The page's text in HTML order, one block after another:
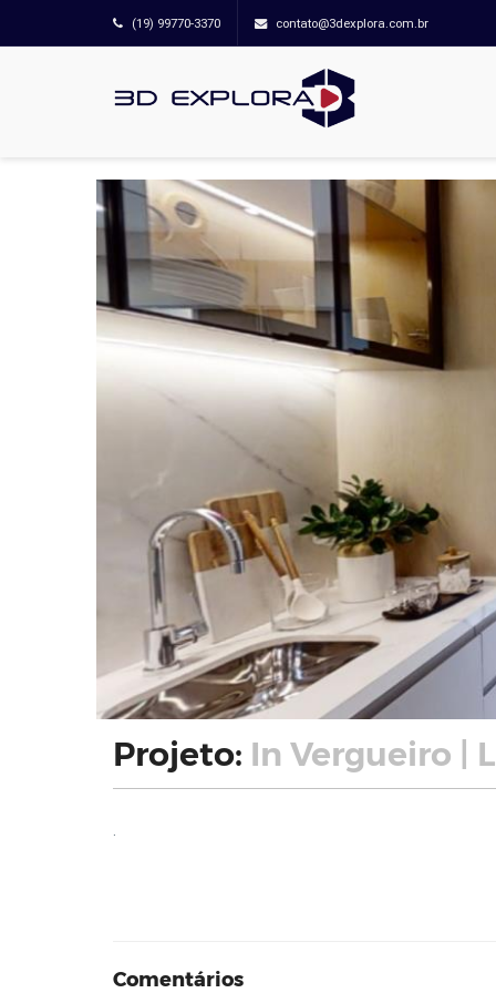
(19) 99770-3370 contato@3dexplora.com.br
Projeto: In Vergueiro |
Comentários